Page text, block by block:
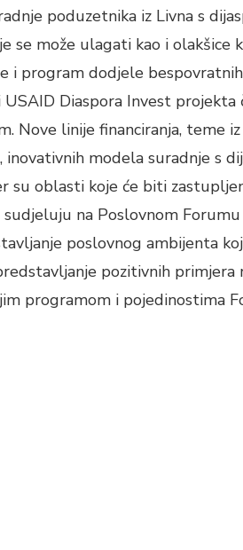
poduzetnika iz Livna s
se može ulagati kao i olakšice
i program dodjele
USAID Diaspora Invest
Nove linije financiranja, teme
inovativnih modela suradnje s
su oblasti koje će biti
na Poslovnom Forumu
poslovnog ambijenta
pozitivnih primjera
programom i pojedinostima